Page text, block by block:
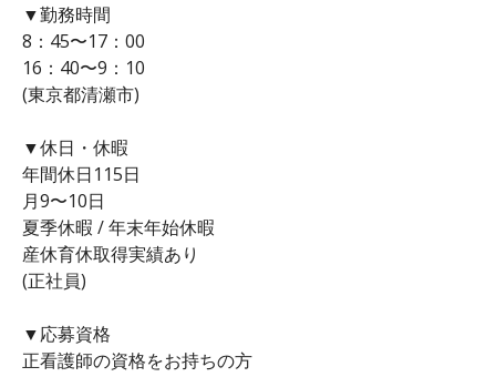
▼勤務時間
8：45〜17：00
16：40〜9：10
(東京都清瀬市)
▼休日・休暇
年間休日115日
月9〜10日
夏季休暇 / 年末年始休暇
産休育休取得実績あり
(正社員)
▼応募資格
正看護師の資格をお持ちの方